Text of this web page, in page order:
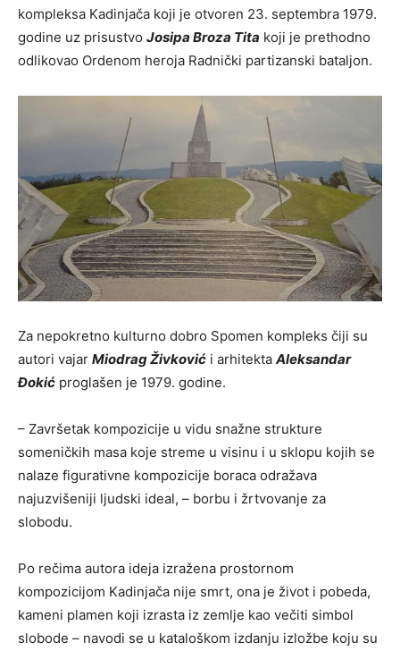
kompleksa Kadinjača koji je otvoren 23. septembra 1979.
godine uz prisustvo Josipa Broza Tita koji je prethodno
odlikovao Ordenom heroja Radnički partizanski bataljon.
Za nepokretno kulturno dobro Spomen kompleks čiji su
autori vajar Miodrag Živković i arhitekta Aleksandar
Đokić proglašen je 1979. godine.
– Završetak kompozicije u vidu snažne strukture
someničkih masa koje streme u visinu i u sklopu kojih se
nalaze figurativne kompozicije boraca odražava
najuzvišeniji ljudski ideal, – borbu i žrtvovanje za
slobodu.
Po rečima autora ideja izražena prostornom
kompozicijom Kadinjača nije smrt, ona je život i pobeda,
kameni plamen koji izrasta iz zemlje kao večiti simbol
slobode – navodi se u kataloškom izdanju izložbe koju su